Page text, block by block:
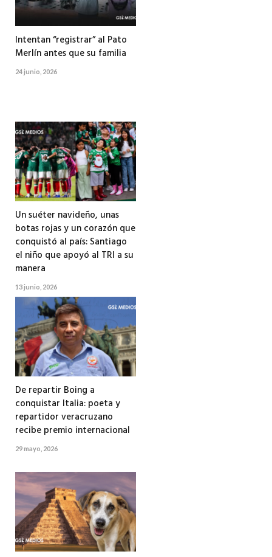
Intentan “registrar” al Pato
Merlín antes que su familia
24 junio, 2026
Un suéter navideño, unas
botas rojas y un corazón que
conquistó al país: Santiago
el niño que apoyó al TRI a su
manera
13 junio, 2026
De repartir Boing a
conquistar Italia: poeta y
repartidor veracruzano
recibe premio internacional
29 mayo, 2026